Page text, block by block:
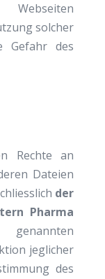
solcher
Gefahr des
Rechte an
Dateien
der
Pharma
jeglicher
des